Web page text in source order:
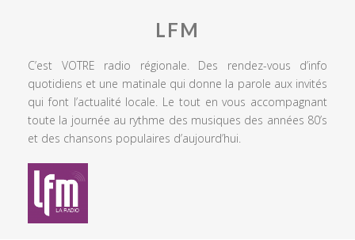
LFM
C’est VOTRE radio régionale. Des rendez-vous d’info
quotidiens et une matinale qui donne la parole aux invités
qui font l’actualité locale. Le tout en vous accompagnant
toute la journée au rythme des musiques des années 80’s
et des chansons populaires d’aujourd’hui.